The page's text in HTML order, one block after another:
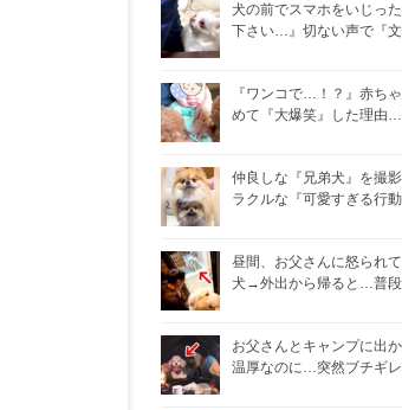
犬の前でスマホをいじっ
下さい…』切ない声で『
『ワンコで…！？』赤ち
めて『大爆笑』した理由
仲良しな『兄弟犬』を撮
ラクルな『可愛すぎる行
昼間、お父さんに怒られ
犬→外出から帰ると…普
お父さんとキャンプに出
温厚なのに…突然ブチギ